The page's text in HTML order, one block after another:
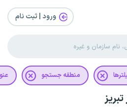
ورود | ثبت‌ نام
منطقه جستجو